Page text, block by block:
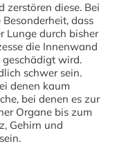
zerstören diese. Bei
dass
Lunge durch bisher
die Innenwand
wird.
schwer sein.
denen kaum
bei denen es zur
Organe bis zum
Gehirn und